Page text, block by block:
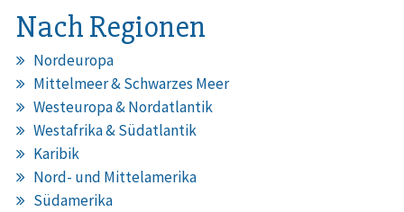
Nach Regionen
Nordeuropa
Mittelmeer & Schwarzes Meer
Westeuropa & Nordatlantik
Westafrika & Südatlantik
Karibik
Nord- und Mittelamerika
Südamerika